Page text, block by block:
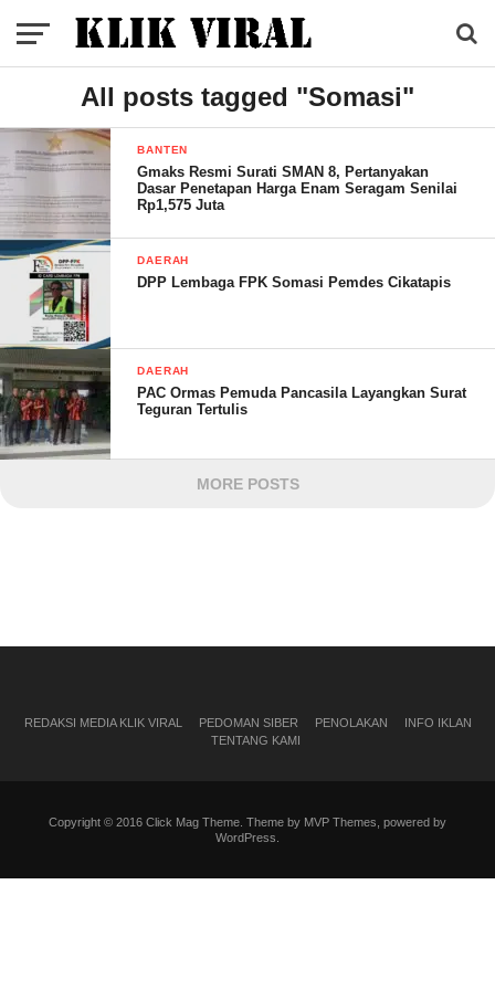
All posts tagged "Somasi"
BANTEN
Gmaks Resmi Surati SMAN 8, Pertanyakan
Dasar Penetapan Harga Enam Seragam Senilai
Rp1,575 Juta
DAERAH
DPP Lembaga FPK Somasi Pemdes Cikatapis
DAERAH
PAC Ormas Pemuda Pancasila Layangkan Surat
Teguran Tertulis
MORE POSTS
REDAKSI MEDIA KLIK VIRAL PEDOMAN SIBER PENOLAKAN
INFO IKLAN
TENTANG KAMI
Copyright © 2016 Click Mag Theme. Theme by MVP Themes, powered by
WordPress.